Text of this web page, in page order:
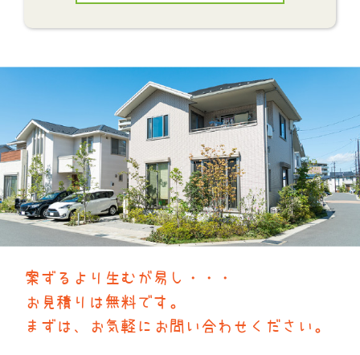
案ずるより生むが易し・・・
お見積りは無料です。
まずは、お気軽にお問い合わせください。